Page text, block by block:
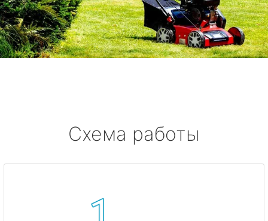
Схема работы